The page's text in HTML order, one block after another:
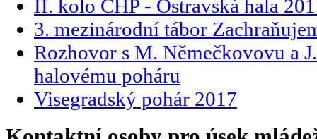
II. kolo ČHP - Ostravská hala
3. mezinárodní tábor
Rozhovor s M. Němečkovovu a
halovému poháru
Visegradský pohár 2017